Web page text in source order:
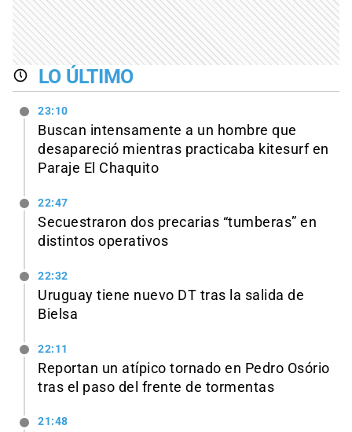
LO ÚLTIMO
23:10
Buscan intensamente a un hombre que
desapareció mientras practicaba kitesurf en
Paraje El Chaquito
22:47
Secuestraron dos precarias “tumberas” en
distintos operativos
22:32
Uruguay tiene nuevo DT tras la salida de
Bielsa
22:11
Reportan un atípico tornado en Pedro Osório
tras el paso del frente de tormentas
21:48